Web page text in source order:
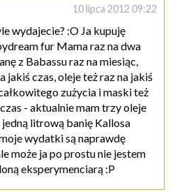
10 lipca 2012 09:22
wydajecie? :O Ja kupuję
fur Mama raz na dwa
z Babassu raz na miesiąc,
jakiś czas, oleje też raz na jakiś
zużycia i maski też
- aktualnie mam trzy oleje
jedną litrową banię Kallosa
wydatki są naprawdę
może ja po prostu nie jestem
eksperymenciarą :P